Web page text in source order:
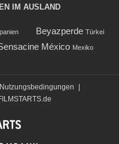
IM AUSLAND
Beyazperde Türkei
México Mexiko
Nutzungsbedingungen
|